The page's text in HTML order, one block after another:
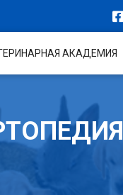
АКАДЕМИЯ